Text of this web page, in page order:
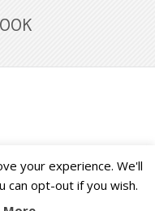
Back to Top ↑
your experience. We'll
can opt-out if you wish.